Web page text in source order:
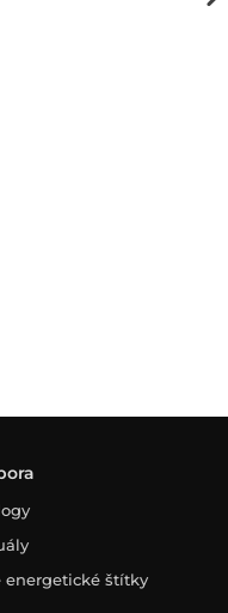
energetické štítky